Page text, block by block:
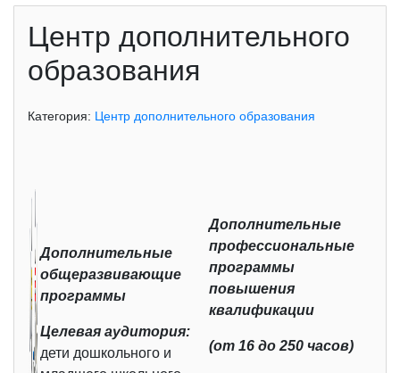
Центр дополнительного
образования
Категория: Центр дополнительного образования
Дополнительные
общеразвивающие
программы
Целевая аудитория:
дети дошкольного и
Дополнительные
профессиональные
программы
повышения
квалификации
(от 16 до 250 часов)